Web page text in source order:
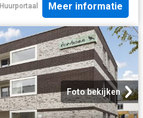
Huurportaal Meer informatie
Foto bekijken